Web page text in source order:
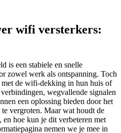
wifi versterkers:
is een stabiele en snelle
zowel werk als ontspanning. Toch
met de wifi-dekking in hun huis of
wegvallende signalen
een oplossing bieden door het
vergroten. Maar wat houdt de
hoe kun je dit verbeteren met
nemen we je mee in